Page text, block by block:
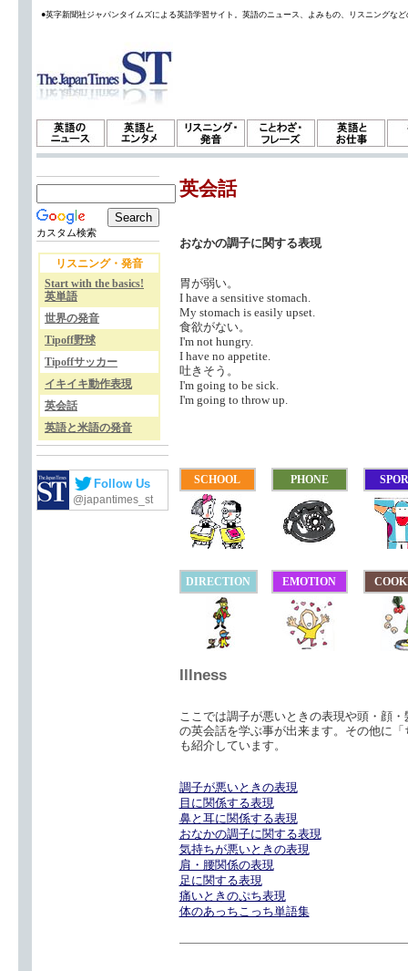
●英字新聞社ジャパンタイムズによる英語学習サイト。英語のニュース、よみもの、リスニングな
カスタム検索
リスニング・発音
Start with the basics!
英単語
世界の発音
Tipoff野球
Tipoffサッカー
イキイキ動作表現
英会話
英語と米語の発音
Follow Us
@japantimes_st
英会話
おなかの調子に関する表現
胃が弱い。
I have a sensitive stomach.
My stomach is easily upset.
食欲がない。
I'm not hungry.
I have no appetite.
吐きそう。
I'm going to be sick.
I'm going to throw up.
SCHOOL PHONE
DIRECTION EMOTION
Illness
ここでは調子が悪いときの表現や頭・顔
の英会話を学ぶ事が出来ます。その他に
も紹介しています。
調子が悪いときの表現
目に関係する表現
鼻と耳に関係する表現
おなかの調子に関する表現
気持ちが悪いときの表現
肩・腰関係の表現
足に関する表現
痛いときのぷち表現
体のあっちこっち単語集